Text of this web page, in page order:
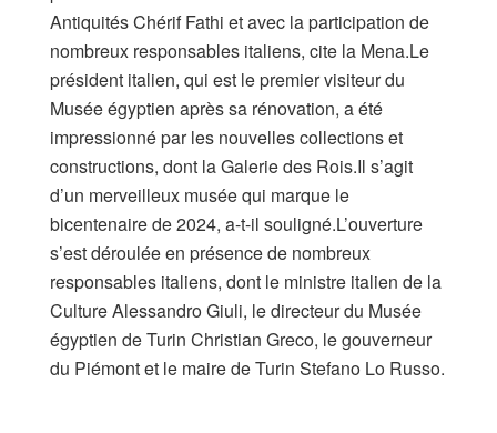
Antiquités Chérif Fathi et avec la participation de
nombreux responsables italiens, cite la Mena.Le
président italien, qui est le premier visiteur du
Musée égyptien après sa rénovation, a été
impressionné par les nouvelles collections et
constructions, dont la Galerie des Rois.Il s’agit
d’un merveilleux musée qui marque le
bicentenaire de 2024, a-t-il souligné.L’ouverture
s’est déroulée en présence de nombreux
responsables italiens, dont le ministre italien de la
Culture Alessandro Giuli, le directeur du Musée
égyptien de Turin Christian Greco, le gouverneur
du Piémont et le maire de Turin Stefano Lo Russo.